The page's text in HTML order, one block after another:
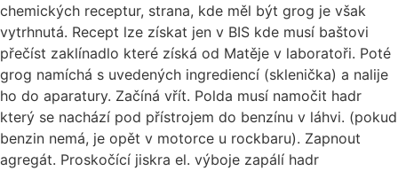
chemických receptur, strana, kde měl být grog je však
vytrhnutá. Recept lze získat jen v BIS kde musí baštovi
přečíst zaklínadlo které získá od Matěje v laboratoři. Poté
grog namíchá s uvedených ingrediencí (sklenička) a nalije
ho do aparatury. Začíná vřít. Polda musí namočit hadr
který se nachází pod přístrojem do benzínu v láhvi. (pokud
benzin nemá, je opět v motorce u rockbaru). Zapnout
agregát. Proskočící jiskra el. výboje zapálí hadr